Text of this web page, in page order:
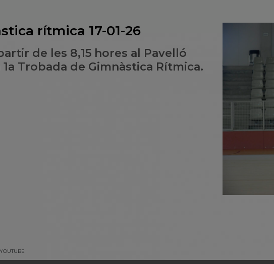
rítmica 17-01-26
de les 8,15 hores al Pavelló
Trobada de Gimnàstica Rítmica.